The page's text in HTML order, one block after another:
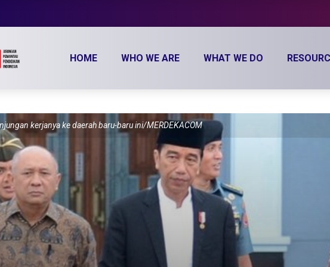
HOME WHO WE ARE WHAT WE DO
kerjanya ke daerah baru-baru ini/MERDEKACOM